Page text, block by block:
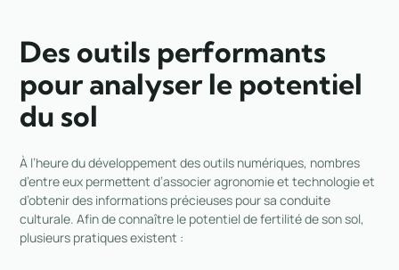
Des outils performants
pour analyser le potentiel
du sol
À l’heure du développement des outils numériques, nombres
d’entre eux permettent d’associer agronomie et technologie et
d’obtenir des informations précieuses pour sa conduite
culturale. Afin de connaître le potentiel de fertilité de son sol,
plusieurs pratiques existent :